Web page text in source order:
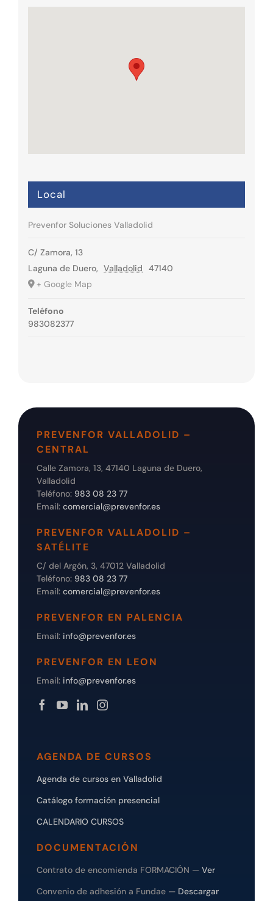
Local
Prevenfor Soluciones Valladolid
C/ Zamora, 13
Laguna de Duero, Valladolid
47140
+ Google Map
Teléfono
983082377
PREVENFOR VALLADOLID –
CENTRAL
Calle Zamora, 13, 47140 Laguna de Duero,
Valladolid
Teléfono: 983 08 23 77
Email: comercial@prevenfor.es
PREVENFOR VALLADOLID –
SATÉLITE
C/ del Argón, 3, 47012 Valladolid
Teléfono: 983 08 23 77
Email: comercial@prevenfor.es
PREVENFOR EN PALENCIA
Email: info@prevenfor.es
PREVENFOR EN LEON
Email: info@prevenfor.es
AGENDA DE CURSOS
Agenda de cursos en Valladolid
Catálogo formación presencial
CALENDARIO CURSOS
DOCUMENTACIÓN
Contrato de encomienda FORMACIÓN — Ver
Convenio de adhesión a Fundae — Descargar